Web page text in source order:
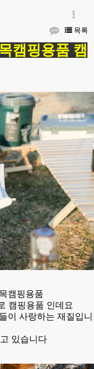
목록
캠핑용품 캠
캠핑용품
캠핑용품 인데요
이 사랑하는 재질입니
있습니다